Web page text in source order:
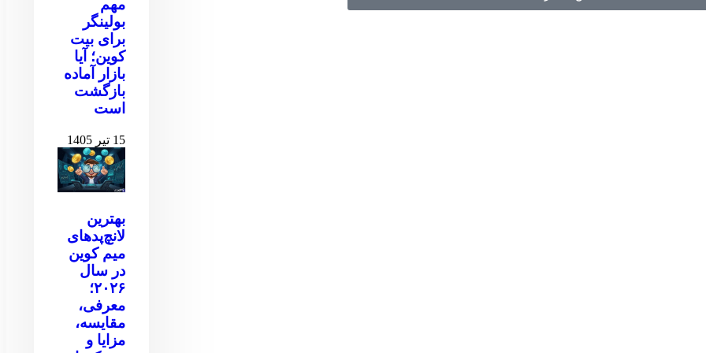
مهم
بولینگر
برای بیت
کوین‌‌؛ آیا
بازار آماده
بازگشت
است
15 تیر 1405
بهترین
لانچ‌پدهای
میم کوین
در سال
۲۰۲۶؛
معرفی،
مقایسه،
مزایا و